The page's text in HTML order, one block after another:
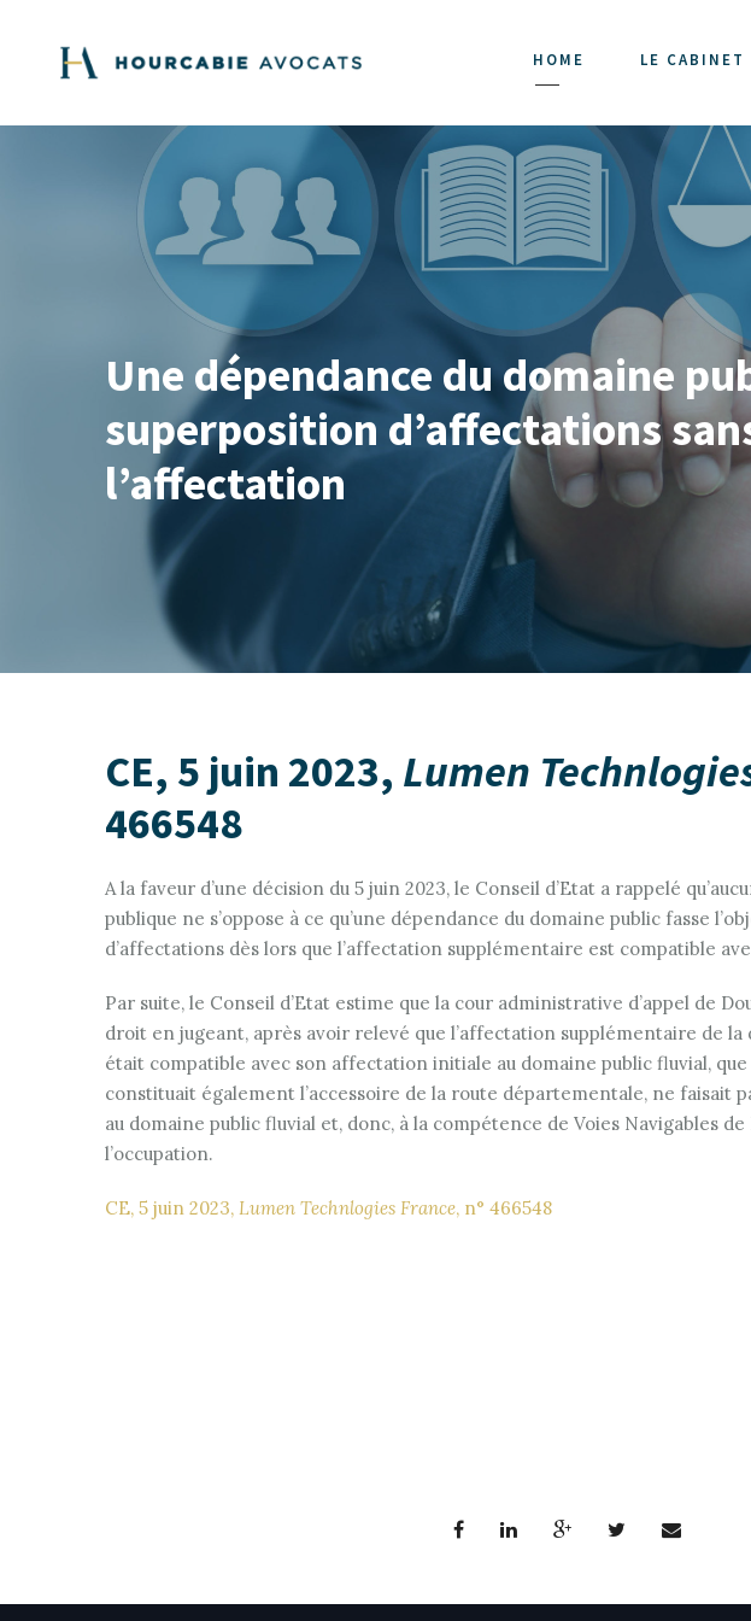
HOME LE CABINET
Une dépendance du domaine
superposition d’affectations
l’affectation
CE, 5 juin 2023, Lumen
466548
A la faveur d’une décision du 5 juin 2023, le Conseil d’Etat a rappelé
publique ne s’oppose à ce qu’une dépendance du domaine public fasse
d’affectations dès lors que l’affectation supplémentaire est compatible
Par suite, le Conseil d’Etat estime que la cour administrative d’appel de
droit en jugeant, après avoir relevé que l’affectation supplémentaire de
était compatible avec son affectation initiale au domaine public fluvial,
constituait également l’accessoire de la route départementale, ne faisait
au domaine public fluvial et, donc, à la compétence de Voies Navigables
l’occupation.
CE, 5 juin 2023, Lumen Technlogies France, n° 466548